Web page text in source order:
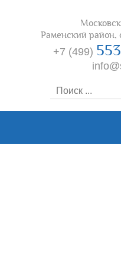
Раменский район,
+7 (499)